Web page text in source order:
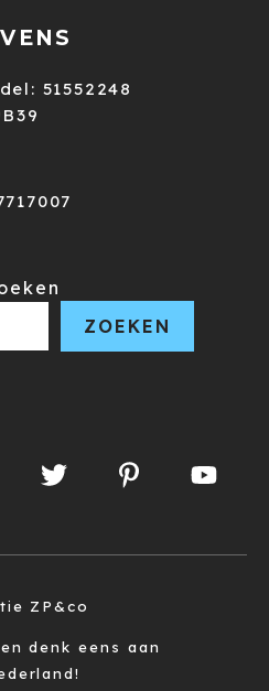
51552248
ZOEKEN
ZP&co
denk eens aan